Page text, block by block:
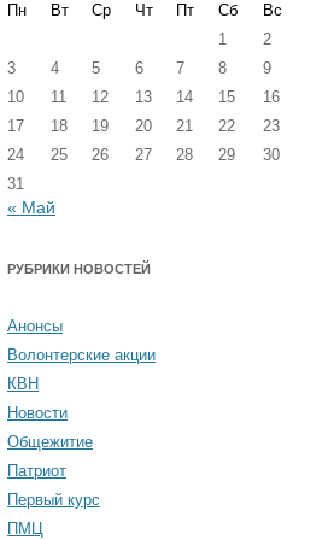
памятка
студентам
Группа ЭФ
Группа ГПФ
Группа ТТ
Группа СПО
Пн
Вт Ср Чт Пт Сб
Вс
1
2
3
4 5 6 7 8
9
10
11 12 13 14 15
16
17
18 19 20 21 22
23
24
25 26 27 28 29
30
31
« Май
РУБРИКИ НОВОСТЕЙ
Анонсы
Волонтерские акции
КВН
Новости
Общежитие
Патриот
Первый курс
ПМЦ